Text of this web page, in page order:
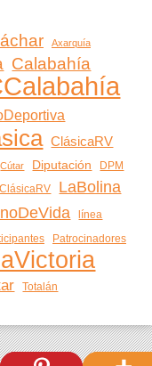
Axarquía
Calabahía
ClásicaRV
Cútar Diputación DPM
LaBolina
línea
Patrocinadores
Totalán